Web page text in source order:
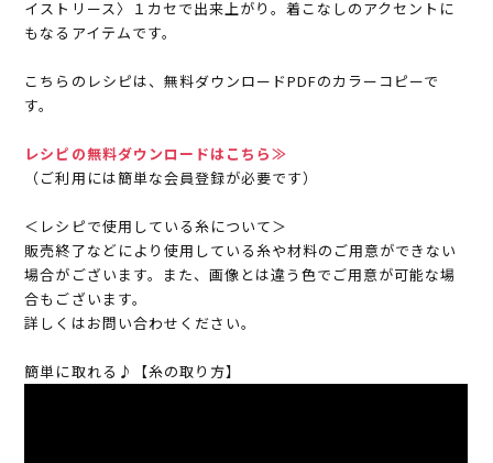
イストリース〉１カセで出来上がり。着こなしのアクセントに
もなるアイテムです。
こちらのレシピは、無料ダウンロードPDFのカラーコピーで
す。
レシピの無料ダウンロードはこちら≫
（ご利用には簡単な会員登録が必要です）
＜レシピで使用している糸について＞
販売終了などにより使用している糸や材料のご用意ができない
場合がございます。また、画像とは違う色でご用意が可能な場
合もございます。
詳しくはお問い合わせください。
簡単に取れる♪【糸の取り方】